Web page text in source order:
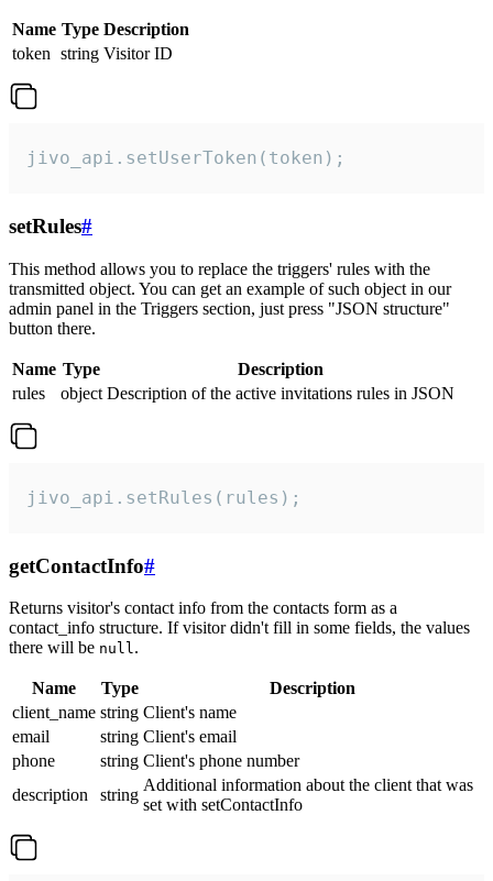
Name Type Description
token string Visitor ID
jivo_api.setUserToken(token);
setRules#
This method allows you to replace the triggers' rules with the
transmitted object. You can get an example of such object in our
admin panel in the Triggers section, just press "JSON structure"
button there.
Name Type
Description
rules
object Description of the active invitations rules in JSON
jivo_api.setRules(rules);
getContactInfo#
Returns visitor's contact info from the contacts form as a
contact_info structure. If visitor didn't fill in some fields, the values
there will be null.
Name Type
Description
client_name string Client's name
email
string Client's email
phone
string Client's phone number
description
string
Additional information about the client that was
set with setContactInfo